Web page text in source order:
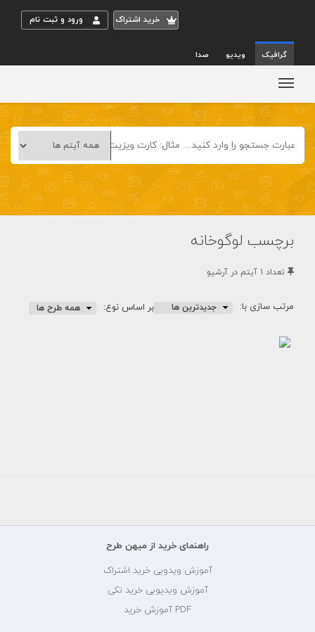
خريد اشتراک ورود و ثبت نام
گرافیک ویدیو صدا
برچسب لوگوخانه
تعداد 1 آيتم در آرشيو
مرتب سازی با: بر اساس نوع:
راهنمای خرید از میهن طرح
آموزش ویدویی خرید اشتراک
آموزش ویدیویی خرید تکی
PDF آموزش خرید